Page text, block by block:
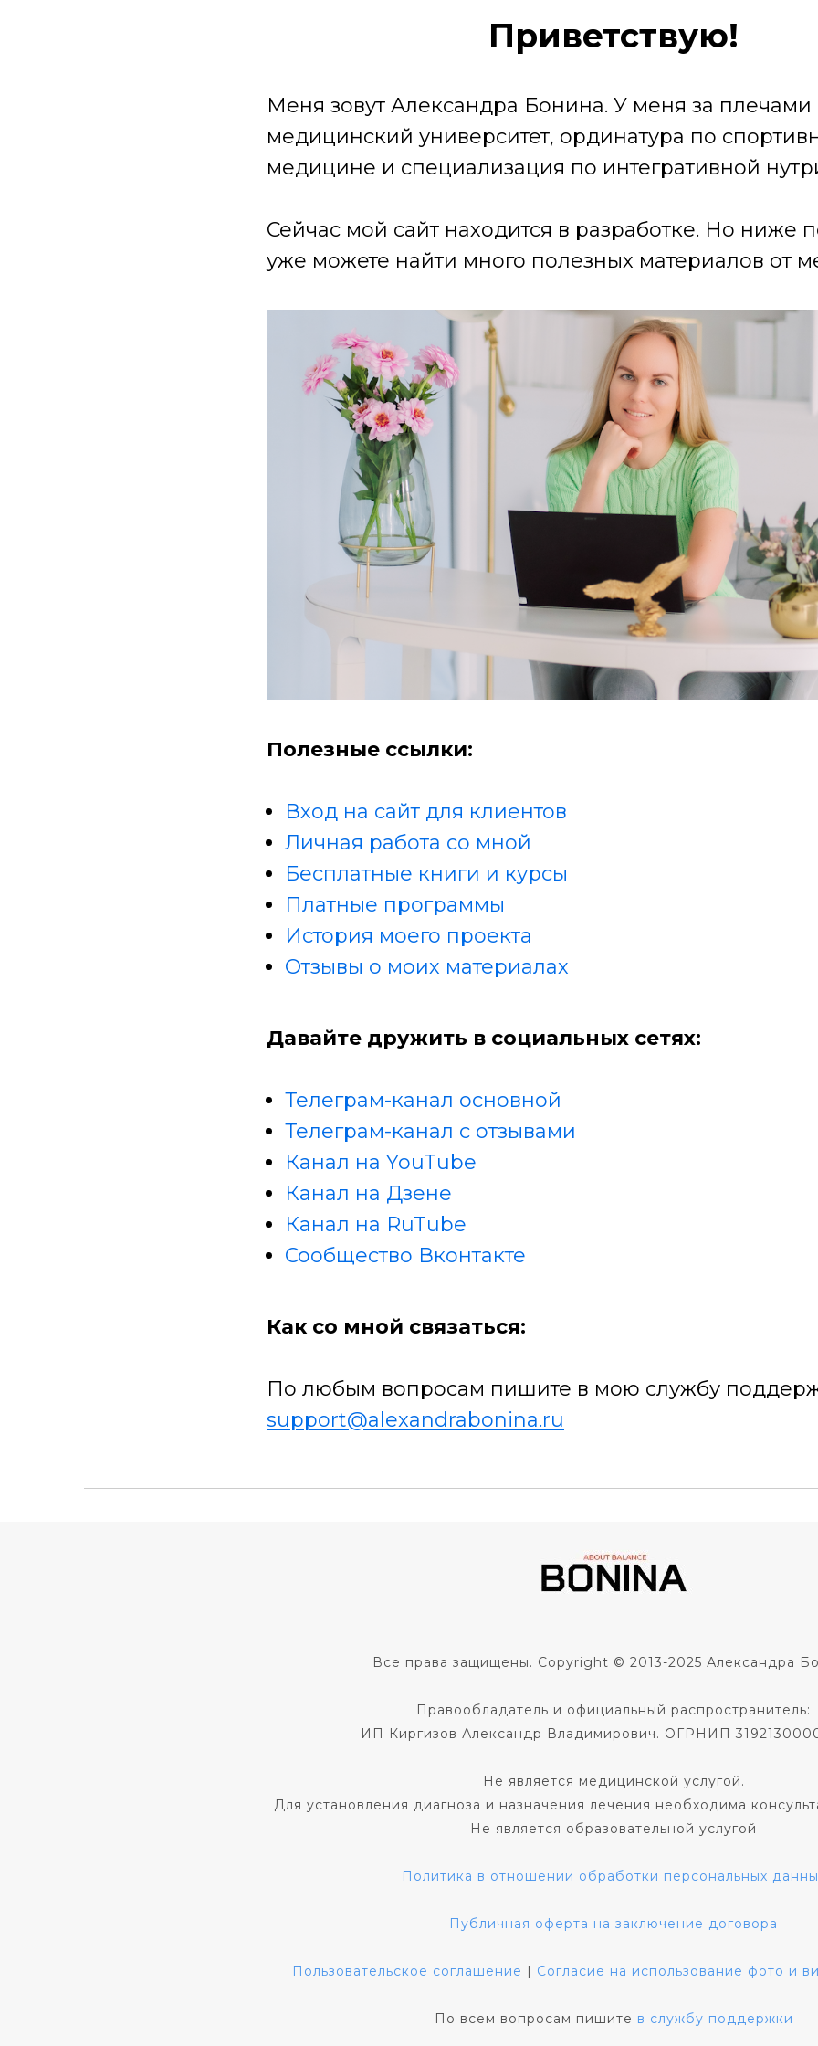
Приветствую!
Меня зовут Александра Бонина. У меня за плечами
медицинский университет, ординатура по
медицине и специализация по интегративной
Сейчас мой сайт находится в разработке. Но ниже
уже можете найти много полезных материалов от
Полезные ссылки:
Вход на сайт для клиентов
Личная работа со мной
Бесплатные книги и курсы
Платные программы
История моего проекта
Отзывы о моих материалах
Давайте дружить в социальных сетях:
Телеграм-канал основной
Телеграм-канал с отзывами
Канал на YouTube
Канал на Дзене
Канал на RuTube
Сообщество Вконтакте
Как со мной связаться:
По любым вопросам пишите в мою службу
support@alexandrabonina.ru
Все права защищены. Copyright © 2013-2025 Александра
Правообладатель и официальный распространитель:
ИП Киргизов Александр Владимирович. ОГРНИП
Не является медицинской услугой.
Для установления диагноза и назначения лечения необходима
Не является образовательной услугой
Политика в отношении обработки персональных
Публичная оферта на заключение договора
Пользовательское соглашение | Согласие на использование фото и
По всем вопросам пишите в службу поддержки